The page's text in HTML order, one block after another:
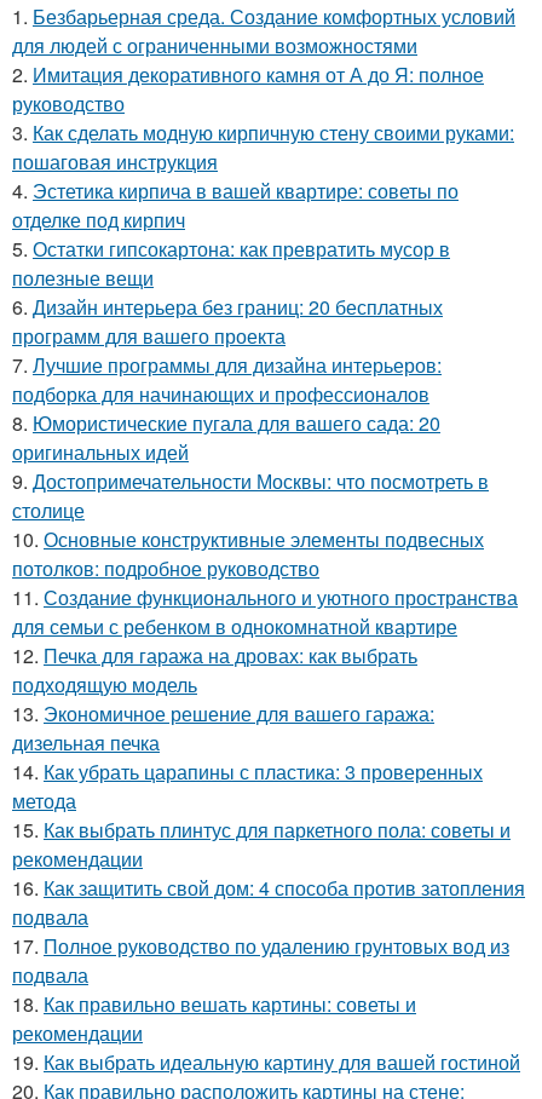
1. Безбарьерная среда. Создание комфортных условий
для людей с ограниченными возможностями
2. Имитация декоративного камня от А до Я: полное
руководство
3. Как сделать модную кирпичную стену своими руками:
пошаговая инструкция
4. Эстетика кирпича в вашей квартире: советы по
отделке под кирпич
5. Остатки гипсокартона: как превратить мусор в
полезные вещи
6. Дизайн интерьера без границ: 20 бесплатных
программ для вашего проекта
7. Лучшие программы для дизайна интерьеров:
подборка для начинающих и профессионалов
8. Юмористические пугала для вашего сада: 20
оригинальных идей
9. Достопримечательности Москвы: что посмотреть в
столице
10. Основные конструктивные элементы подвесных
потолков: подробное руководство
11. Создание функционального и уютного пространства
для семьи с ребенком в однокомнатной квартире
12. Печка для гаража на дровах: как выбрать
подходящую модель
13. Экономичное решение для вашего гаража:
дизельная печка
14. Как убрать царапины с пластика: 3 проверенных
метода
15. Как выбрать плинтус для паркетного пола: советы и
рекомендации
16. Как защитить свой дом: 4 способа против затопления
подвала
17. Полное руководство по удалению грунтовых вод из
подвала
18. Как правильно вешать картины: советы и
рекомендации
19. Как выбрать идеальную картину для вашей гостиной
20. Как правильно расположить картины на стене: